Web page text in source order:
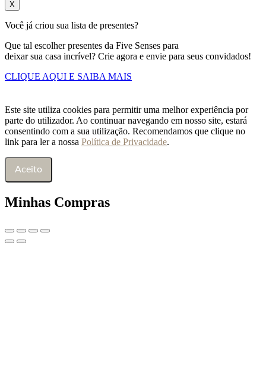
X
Você já criou sua lista de presentes?
Que tal escolher presentes da Five Senses para
deixar sua casa incrível? Crie agora e envie para seus convidados!
CLIQUE AQUI E SAIBA MAIS
Este site utiliza cookies para permitir uma melhor experiência por
parte do utilizador. Ao continuar navegando em nosso site, estará
consentindo com a sua utilização. Recomendamos que clique no
link para ler a nossa Política de Privacidade.
Aceito
Minhas Compras